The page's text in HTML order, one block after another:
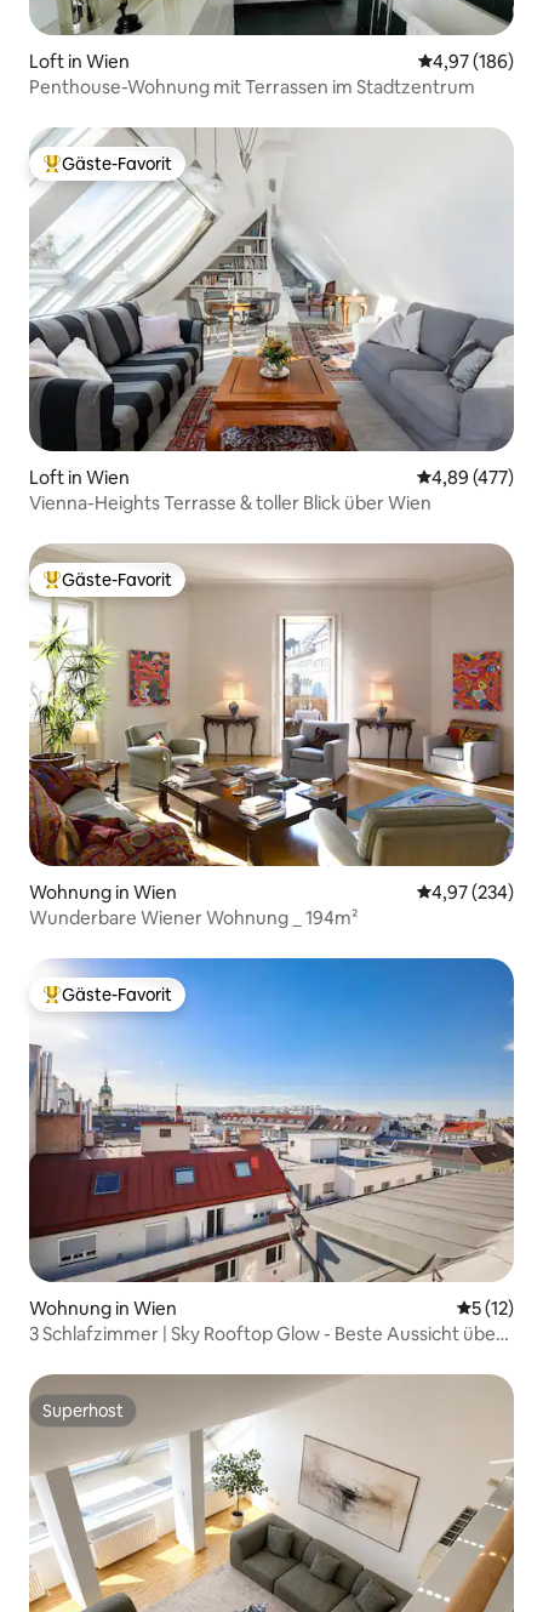
Loft in Wien
4,97 (186)
Penthouse-Wohnung mit Terrassen im Stadtzentrum
Beliebter Gäste-Favorit.
Gäste-Favorit
Loft in Wien
4,89 (477)
Vienna-Heights Terrasse & toller Blick über Wien
Beliebter Gäste-Favorit.
Gäste-Favorit
Wohnung in Wien
4,97 (234)
Wunderbare Wiener Wohnung _ 194m²
Beliebter Gäste-Favorit.
Gäste-Favorit
Wohnung in Wien
5 (12)
3 Schlafzimmer | Sky Rooftop Glow - Beste Aussicht über
Superhost
Superhost